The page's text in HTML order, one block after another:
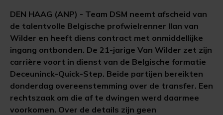
DEN HAAG (ANP) - Team DSM neemt afscheid van
de talentvolle Belgische profwielrenner Ilan van
Wilder en heeft diens contract met onmiddellijke
ingang ontbonden. De 21-jarige Van Wilder zet zijn
carrière voort in dienst van de Belgische formatie
Deceuninck-Quick-Step. Beide partijen bereikten
donderdag overeenstemming over de transfer. Een
rechtszaak om die af te dwingen werd daarmee
voorkomen. Over de details zijn geen